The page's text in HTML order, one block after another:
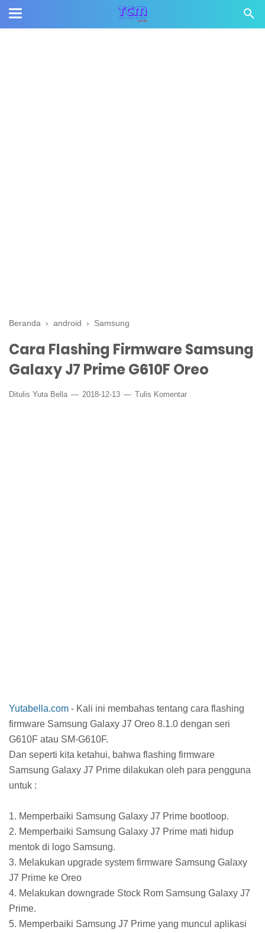
Beranda › android › Samsung
Cara Flashing Firmware Samsung
Galaxy J7 Prime G610F Oreo
Ditulis Yuta Bella 2018-12-13 Tulis Komentar
Yutabella.com - Kali ini membahas tentang cara flashing
firmware Samsung Galaxy J7 Oreo 8.1.0 dengan seri
G610F atau SM-G610F.
Dan seperti kita ketahui, bahwa flashing firmware
Samsung Galaxy J7 Prime dilakukan oleh para pengguna
untuk :
1. Memperbaiki Samsung Galaxy J7 Prime bootloop.
2. Memperbaiki Samsung Galaxy J7 Prime mati hidup
mentok di logo Samsung.
3. Melakukan upgrade system firmware Samsung Galaxy
J7 Prime ke Oreo
4. Melakukan downgrade Stock Rom Samsung Galaxy J7
Prime.
5. Memperbaiki Samsung J7 Prime yang muncul aplikasi